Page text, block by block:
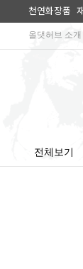
천연화장품
올댓허브 소개
전체보기